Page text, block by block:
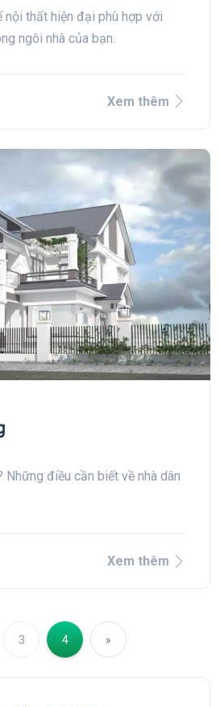
nội thất hiện đại phù hợp với
ngôi nhà của bạn.
Xem thêm
Những điều cần biết về nhà dân
Xem thêm
3 4 » Next